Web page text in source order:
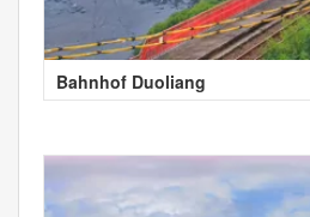
Bahnhof Duoliang